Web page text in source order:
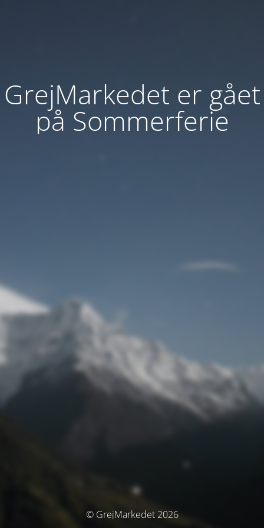
GrejMarkedet er gået
på Sommerferie
© GrejMarkedet 2026